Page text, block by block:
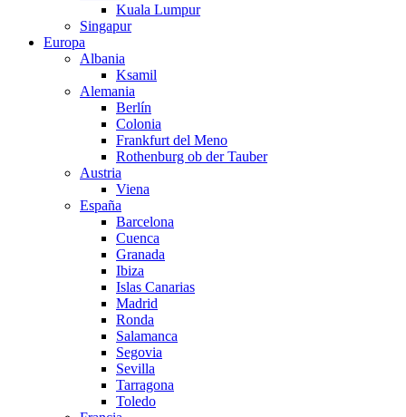
Kuala Lumpur
Singapur
Europa
Albania
Ksamil
Alemania
Berlín
Colonia
Frankfurt del Meno
Rothenburg ob der Tauber
Austria
Viena
España
Barcelona
Cuenca
Granada
Ibiza
Islas Canarias
Madrid
Ronda
Salamanca
Segovia
Sevilla
Tarragona
Toledo